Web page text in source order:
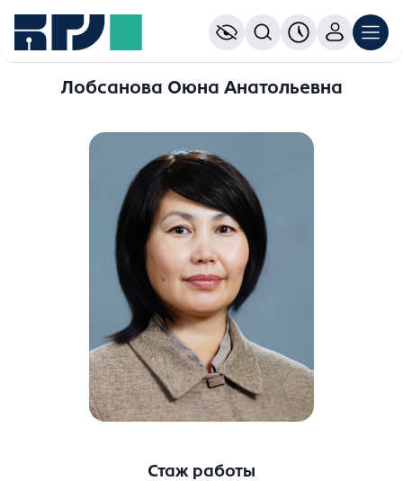
Лобсанова Оюна Анатольевна
Стаж работы